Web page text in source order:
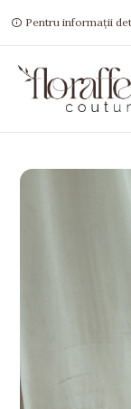
Pentru informații